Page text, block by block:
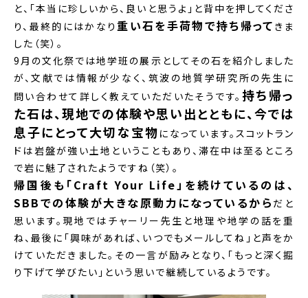
と、「本当に珍しいから、良いと思うよ」と背中を押してくださ
り、最終的にはかなり重い石を手荷物で持ち帰って きま
した（笑）。
9月の文化祭では地学班の展示としてその石を紹介しました
が、文献では情報が少なく、筑波の地質学研究所の先生に
問い合わせて詳しく教えていただいたそうです。 持ち帰っ
た石は、現地での体験や思い出とともに、今では
息子にとって大切な宝物 になっています。スコットラン
ドは岩盤が強い土地ということもあり、滞在中は至るところ
で岩に魅了されたようですね（笑）。
帰国後も「Craft Your Life」を続けているのは、
SBBでの体験が大きな原動力になっているから だと
思います。現地ではチャーリー先生と地理や地学の話を重
ね、最後に「興味があれば、いつでもメールしてね」と声をか
けていただきました。その一言が励みとなり、「もっと深く掘
り下げて学びたい」という思いで継続しているようです。